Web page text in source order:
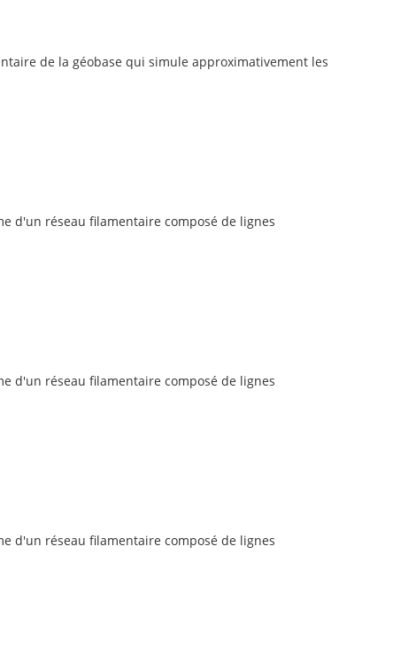
de la géobase qui simule approximativement les
d'un réseau filamentaire composé de lignes
d'un réseau filamentaire composé de lignes
d'un réseau filamentaire composé de lignes